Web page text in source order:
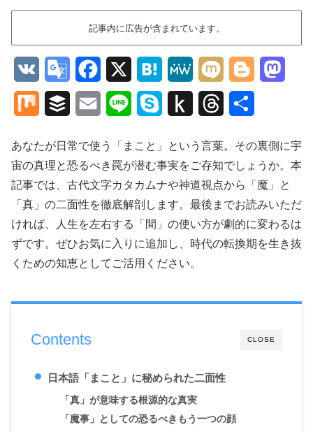
記事内に広告が含まれています。
K o
g
l
T
r
a
l
a
t
e
a
e
b
o
k
a
n
M
e
W
e g
g
r
t
o
o
n
x f
f
e
r
a
i
l
n
e p
e
s
h
t
o
n
e
r
e
a
d
あなたが日常で使う「まこと」という言葉。その裏側に宇
宙の真理と恐るべき罠が潜む事実をご存知でしょうか。本
記事では、古代文字カタカムナや神道視点から「魔」と
「真」の二面性を徹底解剖します。最後までお読みいただ
ければ、人生を左右する「間」の使い方が劇的に変わるは
ずです。ぜひお気に入りに追加し、時代の転換期を生き抜
くための知恵としてご活用ください。
CLOSE
Contents
日本語「まこと」に秘められた二面性
「真」が意味する根源的な真実
「魔事」としての恐るべきもう一つの顔